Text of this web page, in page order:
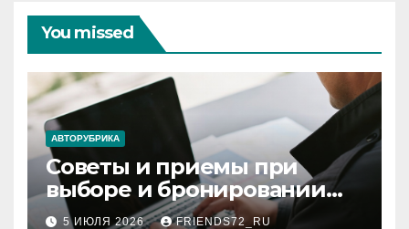
You missed
АВТОРУБРИКА
Советы и приемы при
выборе и бронировании
авиабилетов
5 ИЮЛЯ 2026 FRIENDS72_RU